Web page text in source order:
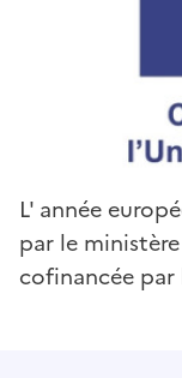
L' année
par le
cofinancée